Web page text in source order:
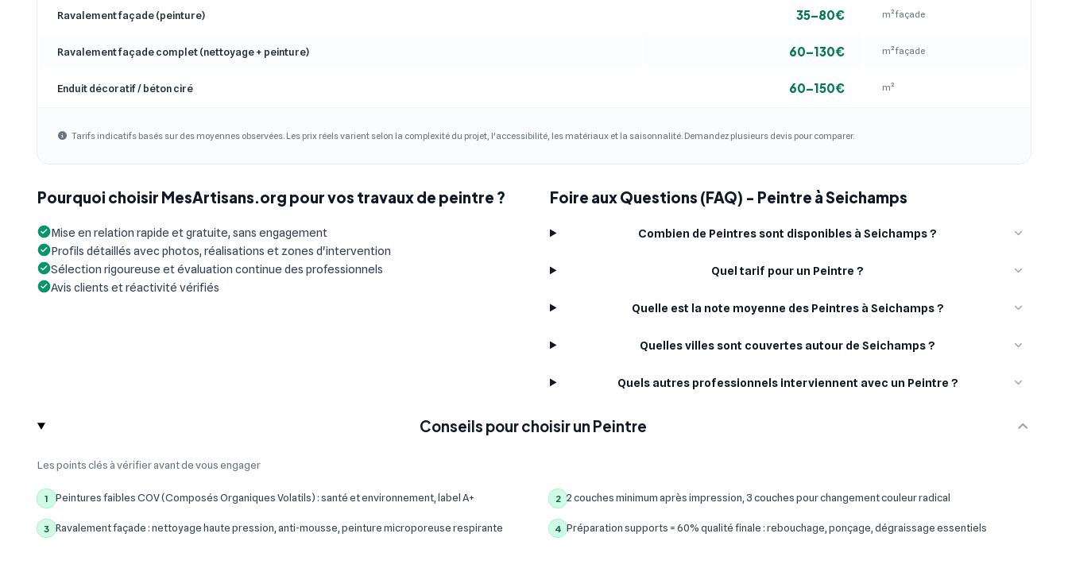
Ravalement façade (peinture) 35–80€ m² façade
Ravalement façade complet (nettoyage + peinture) 60–130€ m² façade
Enduit décoratif / béton ciré 60–150€ m²
Tarifs indicatifs basés sur des moyennes observées. Les prix réels varient selon la complexité du projet, l'accessibilité, les matériaux et la saisonnalité. Demandez plusieurs devis pour comparer.
Pourquoi choisir MesArtisans.org pour vos travaux de peintre ?
Mise en relation rapide et gratuite, sans engagement
Profils détaillés avec photos, réalisations et zones d'intervention
Sélection rigoureuse et évaluation continue des professionnels
Avis clients et réactivité vérifiés
Foire aux Questions (FAQ) - Peintre à Seichamps
Combien de Peintres sont disponibles à Seichamps ?
Quel tarif pour un Peintre ?
Quelle est la note moyenne des Peintres à Seichamps ?
Quelles villes sont couvertes autour de Seichamps ?
Quels autres professionnels interviennent avec un Peintre ?
Conseils pour choisir un Peintre
Les points clés à vérifier avant de vous engager
1 Peintures faibles COV (Composés Organiques Volatils) : santé et environnement, label A+ 2 2 couches minimum après impression, 3 couches pour changement couleur radical
3 Ravalement façade : nettoyage haute pression, anti-mousse, peinture microporeuse respirante 4 Préparation supports = 60% qualité finale : rebouchage, ponçage, dégraissage essentiels